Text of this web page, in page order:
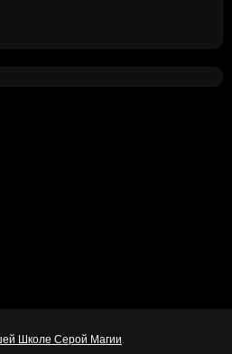
Школе Серой Магии.